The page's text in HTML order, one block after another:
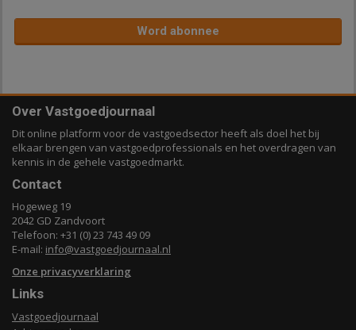
Word abonnee
Over Vastgoedjournaal
Dit online platform voor de vastgoedsector heeft als doel het bij
elkaar brengen van vastgoedprofessionals en het overdragen van
kennis in de gehele vastgoedmarkt.
Contact
Hogeweg 19
2042 GD Zandvoort
Telefoon: +31 (0) 23 743 49 09
E-mail: info@vastgoedjournaal.nl
Onze privacyverklaring
Links
Vastgoedjournaal